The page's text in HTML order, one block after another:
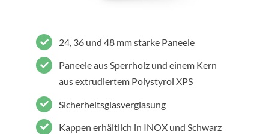
24, 36 und 48 mm starke Paneele
Paneele aus Sperrholz und einem Kern
aus extrudiertem Polystyrol XPS
Sicherheitsglasverglasung
Kappen erhältlich in INOX und Schwarz